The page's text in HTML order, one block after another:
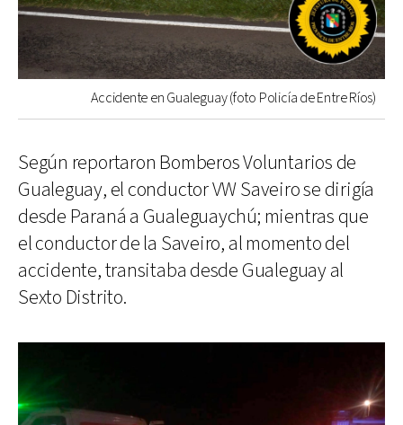
Accidente en Gualeguay (foto Policía de Entre Ríos)
Según reportaron Bomberos Voluntarios de
Gualeguay, el conductor VW Saveiro se dirigía
desde Paraná a Gualeguaychú; mientras que
el conductor de la Saveiro, al momento del
accidente, transitaba desde Gualeguay al
Sexto Distrito.